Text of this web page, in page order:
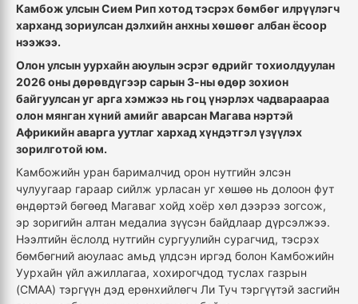
Камбож улсын Сием Рип хотод тэсрэх бөмбөг илрүүлэгч
харханд зориулсан дэлхийн анхны хөшөөг албан ёсоор
нээжээ.
Олон улсын уурхайн аюулын эсрэг өдрийг тохиолдуулан
2026 оны дөрөвдүгээр сарын 3-ны өдөр зохион
байгуулсан уг арга хэмжээ нь гоц үнэрлэх чадвараараа
олон мянган хүний амийг аварсан Магава нэртэй
Африкийн аварга уутлаг хархад хүндэтгэл үзүүлэх
зорилготой юм.
Камбожийн уран барималчид орон нутгийн элсэн
чулуугаар гараар сийлж урласан уг хөшөө нь долоон фут
өндөртэй бөгөөд Магаваг хойд хоёр хөл дээрээ зогсож,
эр зоригийн алтан медалиа зүүсэн байдлаар дүрсэлжээ.
Нээлтийн ёслолд нутгийн сургуулийн сурагчид, тэсрэх
бөмбөгний аюулаас амьд үлдсэн иргэд болон Камбожийн
Уурхайн үйл ажиллагаа, хохирогчдод туслах газрын
(CMAA) тэргүүн дэд ерөнхийлөгч Ли Туч тэргүүтэй засгийн